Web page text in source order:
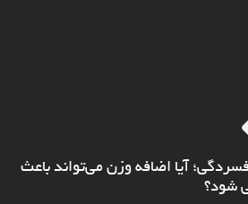
آیا اضافه وزن می‌تواند باعث
شود؟